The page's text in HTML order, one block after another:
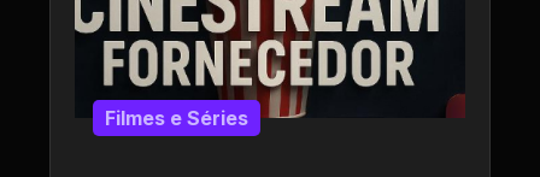
Filmes e Séries